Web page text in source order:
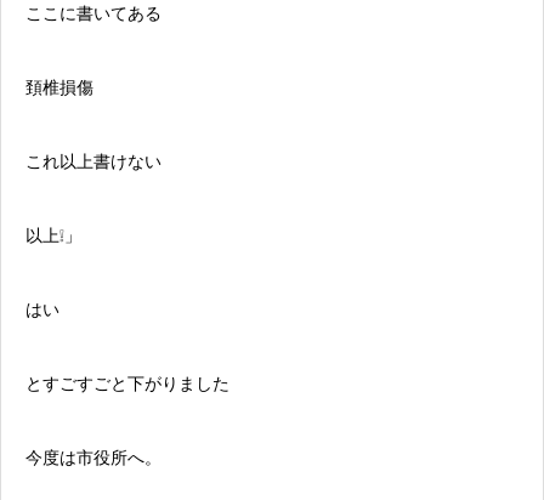
ここに書いてある
頚椎損傷
これ以上書けない
以上❕」
はい
とすごすごと下がりました
今度は市役所へ。